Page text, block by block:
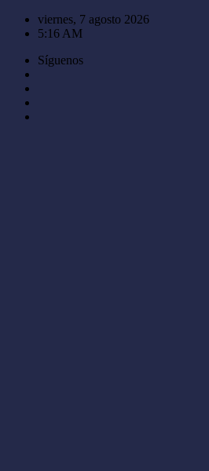
Saltar
viernes, 7 agosto 2026
5:16 AM
Síguenos